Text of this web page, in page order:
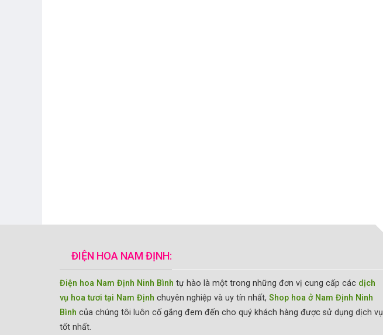
ĐIỆN HOA NAM ĐỊNH:
Điện hoa Nam Định Ninh Bình tự hào là một trong những đơn vị cung cấp các dịch
vụ hoa tươi tại Nam Định chuyên nghiệp và uy tín nhất, Shop hoa ở Nam Định Ninh
Bình của chúng tôi luôn cố gắng đem đến cho quý khách hàng được sử dụng dịch vụ
tốt nhất.